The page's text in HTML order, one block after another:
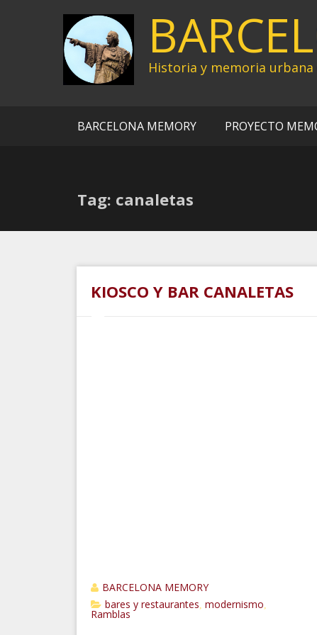
Historia y memoria urbana
BARCELONA MEMORY PROYECTO
Tag: canaletas
KIOSCO Y BAR CANALETAS
BARCELONA MEMORY
bares y restaurantes modernismo
Ramblas